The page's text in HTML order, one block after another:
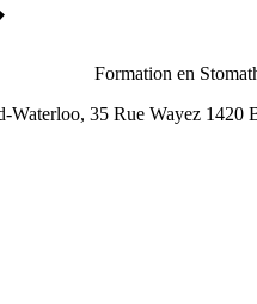
Formation en
35 Rue Wayez 1420